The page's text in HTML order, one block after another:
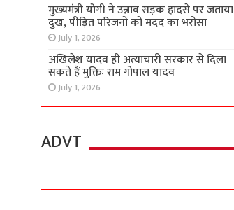
मुख्यमंत्री योगी ने उन्नाव सड़क हादसे पर जताया
दुख, पीड़ित परिजनों को मदद का भरोसा
July 1, 2026
अखिलेश यादव ही अत्याचारी सरकार से दिला
सकते हैं मुक्तिः राम गोपाल यादव
July 1, 2026
ADVT